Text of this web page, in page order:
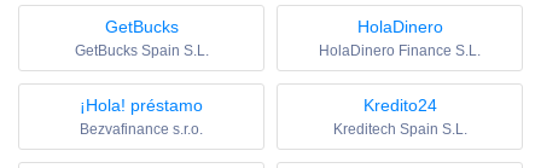
GetBucks
GetBucks Spain S.L.
HolaDinero
HolaDinero Finance S.L.
¡Hola! préstamo
Bezvafinance s.r.o.
Kredito24
Kreditech Spain S.L.